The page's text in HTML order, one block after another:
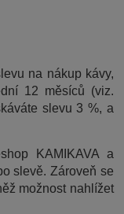
na nákup kávy,
12 měsíců (viz.
slevu 3 %, a
KAMIKAVA a
slevě. Zároveň se
možnost nahlížet